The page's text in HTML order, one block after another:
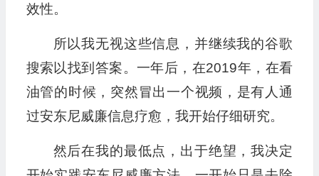
效性。
所以我无视这些信息，并继续我的谷歌
搜索以找到答案。一年后，在2019年，在看
油管的时候，突然冒出一个视频，是有人通
过安东尼威廉信息疗愈，我开始仔细研究。
然后在我的最低点，出于绝望，我决定